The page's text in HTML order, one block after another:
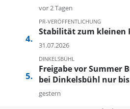
vor 2 Tagen
PR-VERÖFFENTLICHUNG
Stabilität zum kleinen
31.07.2026
DINKELSBÜHL
Freigabe vor Summer
bei Dinkelsbühl nur
gestern